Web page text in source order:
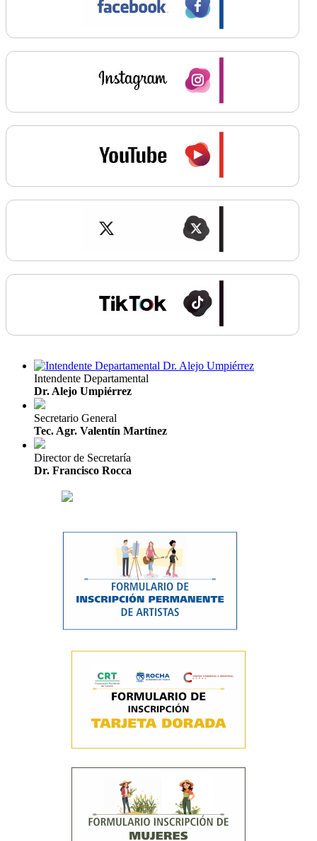
Intendente Departamental
Dr. Alejo Umpiérrez
Secretario General
Tec. Agr. Valentín Martínez
Director de Secretaría
Dr. Francisco Rocca